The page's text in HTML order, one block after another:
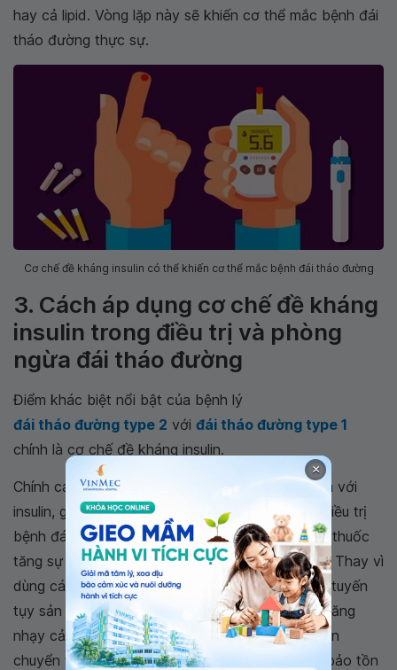
hay cả lipid. Vòng lặp này sẽ khiến cơ thể mắc bệnh đái
tháo đường thực sự.
Cơ chế đề kháng insulin có thể khiến cơ thể mắc bệnh đái tháo đường
3. Cách áp dụng cơ chế đề kháng
insulin trong điều trị và phòng
ngừa đái tháo đường
Điểm khác biệt nổi bật của bệnh lý
đái tháo đường type 2 với đái tháo đường type 1
chính là cơ chế đề kháng insulin.
Chính các tế bào không còn khả năng nhạy cảm với
insulin, giảm hấp thụ glucose vào nội mô, trong điều trị
bệnh đái tháo đường type 2. Cho nên việc dùng thuốc
tăng sự nhạy cảm với insulin đóng vai trò cốt lõi. Thay vì
dùng các thuốc tăng kích thích tế bào beta của tuyến
tụy sản xuất insulin nhiều hơn thì các loại thuốc tăng
nhạy cảm insulin có tác dụng vừa giúp tế bào vận
chuyển thêm glucose qua màng nhưng vẫn vừa bảo tồn
×